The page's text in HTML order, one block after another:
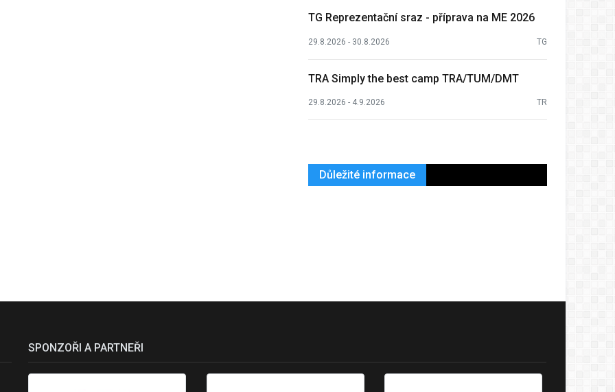
TG Reprezentační sraz - příprava na ME 2026
29.8.2026 - 30.8.2026 TG
TRA Simply the best camp TRA/TUM/DMT
29.8.2026 - 4.9.2026 TR
Důležité informace
SPONZOŘI A PARTNEŘI